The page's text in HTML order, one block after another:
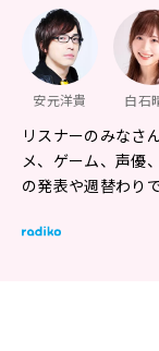
安元洋貴 白石
リスナーのみなさ
メ、ゲーム、声優
の発表や週替わり